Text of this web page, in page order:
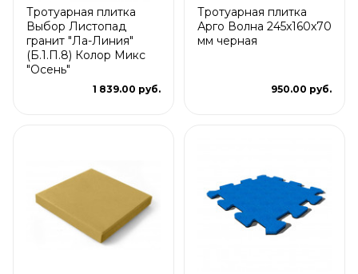
Тротуарная плитка
Выбор Листопад
гранит "Ла-Линия"
(Б.1.П.8) Колор Микс
"Осень"
1 839.00 руб.
Тротуарная плитка
Арго Волна 245x160x70
мм черная
950.00 руб.